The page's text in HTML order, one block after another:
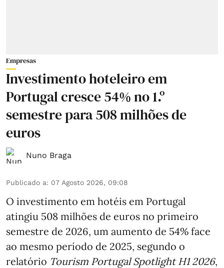
Empresas
Investimento hoteleiro em
Portugal cresce 54% no 1.º
semestre para 508 milhões de
euros
Nuno Braga
Publicado a: 07 Agosto 2026, 09:08
O investimento em hotéis em Portugal
atingiu 508 milhões de euros no primeiro
semestre de 2026, um aumento de 54% face
ao mesmo período de 2025, segundo o
relatório Tourism Portugal Spotlight H1 2026,